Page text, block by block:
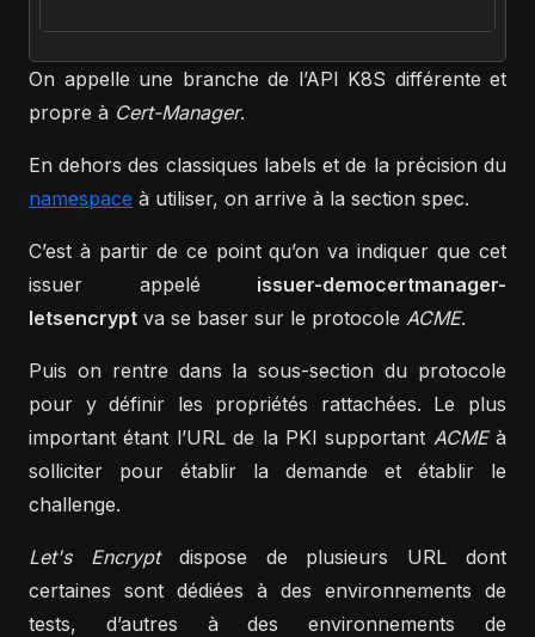
On appelle une branche de l’API K8S différente et
propre à Cert-Manager.
En dehors des classiques labels et de la précision du
namespace à utiliser, on arrive à la section spec.
C’est à partir de ce point qu’on va indiquer que cet
issuer appelé issuer-democertmanager-
letsencrypt va se baser sur le protocole ACME.
Puis on rentre dans la sous-section du protocole
pour y définir les propriétés rattachées. Le plus
important étant l’URL de la PKI supportant ACMEà
solliciter pour établir la demande et établir le
challenge.
Let's Encryptdispose de plusieurs URL dont
certaines sont dédiées à des environnements de
tests, d’autres à des environnements de